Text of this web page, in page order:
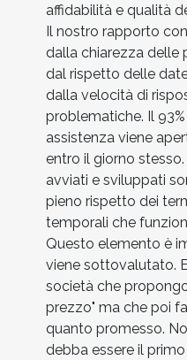
affidabilità e qualità
Il nostro rapporto
dalla chiarezza delle
dal rispetto delle
dalla velocità di
problematiche. Il
assistenza viene
entro il giorno
avviati e sviluppati
pieno rispetto dei
temporali che
Questo elemento è
viene sottovalutato.
società che
prezzo" ma che poi
quanto promesso.
debba essere il